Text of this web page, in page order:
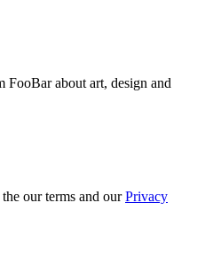
FooBar about art, design and
our terms and ourPrivacy